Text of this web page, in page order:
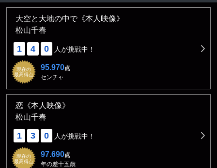
大空と大地の中で《本人映像》
松山千春
1 4 0 人が挑戦中！
現在の
最高得点
95.970点
センチャ
恋《本人映像》
松山千春
1 3 0 人が挑戦中！
現在の
最高得点
97.690点
年の差十五歳